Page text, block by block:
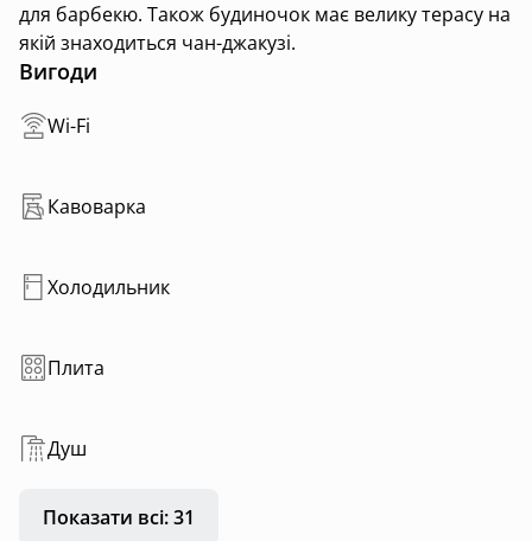
для барбекю. Також будиночок має велику терасу на
якій знаходиться чан-джакузі.
Вигоди
Wi-Fi
Кавоварка
Холодильник
Плита
Душ
Показати всі: 31